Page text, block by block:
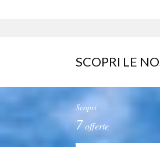
SCOPRI LE
Scopri
7offerte